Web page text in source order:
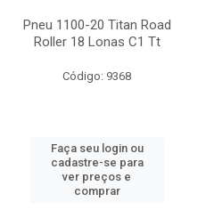
Pneu 1100-20 Titan Road
Roller 18 Lonas C1 Tt
Código: 9368
Faça seu login ou
cadastre-se para
ver preços e
comprar